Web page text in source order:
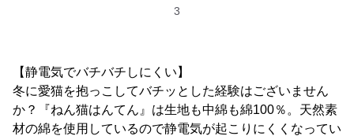
3
【静電気でバチバチしにくい】
冬に愛猫を抱っこしてバチッとした経験はございません
か？『ねん猫はんてん』は生地も中綿も綿100％。天然素
材の綿を使用しているので静電気が起こりにくくなってい